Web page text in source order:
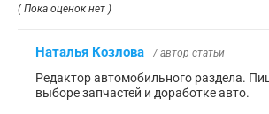
( Пока оценок нет )
Наталья Козлова / автор статьи
Редактор автомобильного раздела.
выборе запчастей и доработке авто.